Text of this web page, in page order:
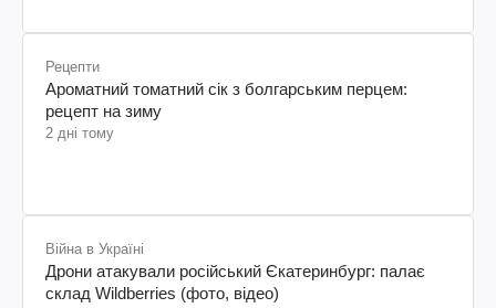
Рецепти
Ароматний томатний сік з болгарським перцем:
рецепт на зиму
2 дні тому
Війна в Україні
Дрони атакували російський Єкатеринбург: палає
склад Wildberries (фото, відео)